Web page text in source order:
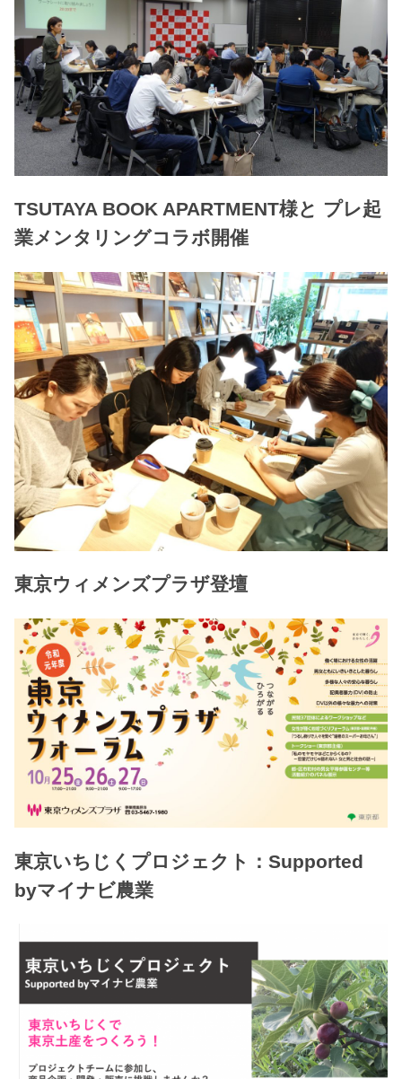
TSUTAYA BOOK APARTMENT様と プレ起
業メンタリングコラボ開催
東京ウィメンズプラザ登壇
東京いちじくプロジェクト：Supported
byマイナビ農業